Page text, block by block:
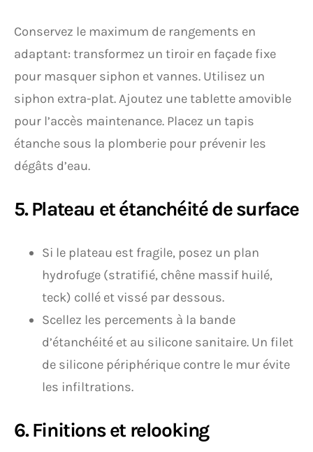
Conservez le maximum de rangements en
adaptant: transformez un tiroir en façade fixe
pour masquer siphon et vannes. Utilisez un
siphon extra-plat. Ajoutez une tablette amovible
pour l’accès maintenance. Placez un tapis
étanche sous la plomberie pour prévenir les
dégâts d’eau.
5. Plateau et étanchéité de surface
Si le plateau est fragile, posez un plan
hydrofuge (stratifié, chêne massif huilé,
teck) collé et vissé par dessous.
Scellez les percements à la bande
d’étanchéité et au silicone sanitaire. Un filet
de silicone périphérique contre le mur évite
les infiltrations.
6. Finitions et relooking